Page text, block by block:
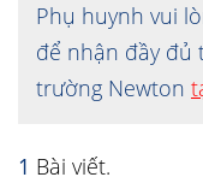
Phụ huynh vui
để nhận đầy đủ
trường Newton
1 Bài viết.